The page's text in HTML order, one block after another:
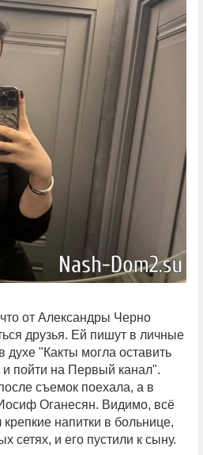
от Александры Черно
друзья. Ей пишут в личные
духе "Какты могла оставить
пойти на Первый канал".
съемок поехала, а в
Оганесян. Видимо, всё
напитки в больнице,
сетях, и его пустили к сыну.